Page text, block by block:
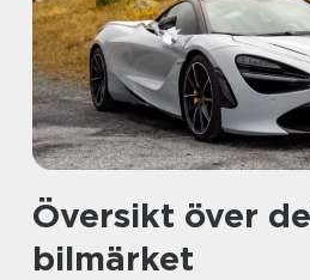
Översikt över
bilmärket